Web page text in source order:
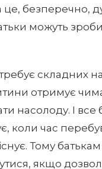
це, безперечно,
можуть
складних
отримує
насолоду. І все
коли час
Тому батькам
якщо